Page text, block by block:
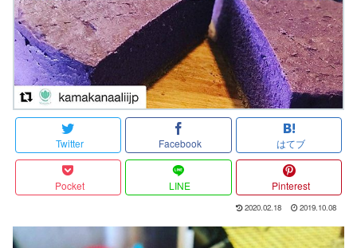
Twitter Facebook はてブ
Pocket LINE Pinterest
2020.02.18 2019.10.08